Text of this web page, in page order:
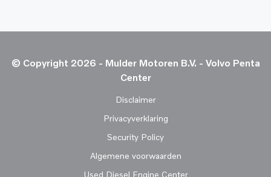
© Copyright 2026 - Mulder Motoren B.V. - Volvo Penta
Center
Disclaimer
Privacyverklaring
Security Policy
Algemene voorwaarden
Used Diesel Engine Center